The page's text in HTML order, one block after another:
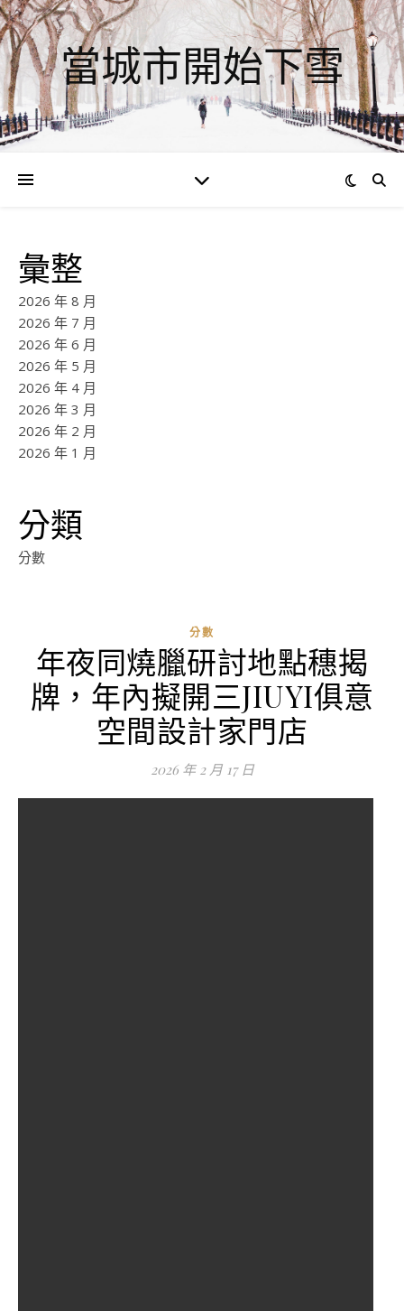
當城市開始下雪
彙整
2026 年 8 月
2026 年 7 月
2026 年 6 月
2026 年 5 月
2026 年 4 月
2026 年 3 月
2026 年 2 月
2026 年 1 月
分類
分數
分數
年夜同燒臘研討地點穗揭
牌，年內擬開三JIUYI俱意
空間設計家門店
2026 年 2 月 17 日